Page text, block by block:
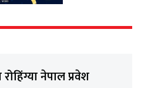
नेपाल प्रवेश